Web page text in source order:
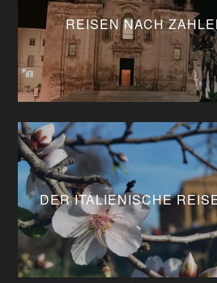
REISEN NACH
DER ITALIENISCHE